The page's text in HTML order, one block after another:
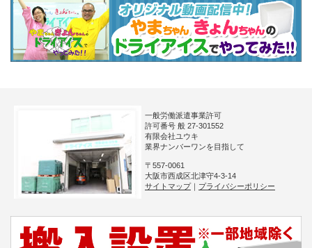
一般労働派遣事業許可
許可番号 般 27-301552
有限会社ユウキ
業界ナンバーワンを目指して
〒557-0061
大阪市西成区北津守4-3-14
サイトマップ｜ プライバシーポリシー